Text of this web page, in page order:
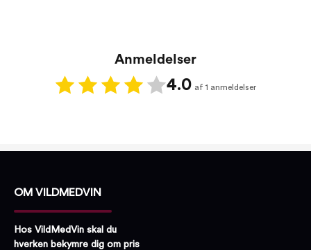
Anmeldelser
4.0 af 1 anmeldelser
OM VILDMEDVIN
Hos VildMedVin skal du
hverken bekymre dig om pris